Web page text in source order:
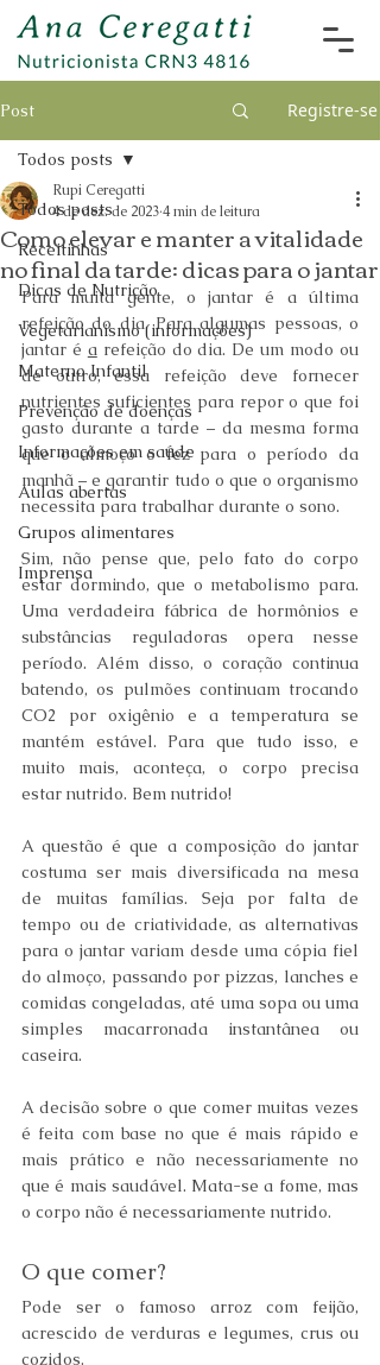
Post Registre-se
Todos posts
Receitinhas
Dicas de Nutrição
Vegetarianismo (informações)
Materno Infantil
Prevenção de doenças
Informações em saúde
Aulas abertas
Grupos alimentares
Imprensa
Todos posts
Como elevar e manter a vitalidade
no final da tarde: dicas para o jantar
Rupi Ceregatti
4 de dez. de 20234 min de leitura
Para muita gente, o jantar é a última
refeição do dia. Para algumas pessoas, o
jantar é a refeição do dia. De um modo ou
de outro, essa refeição deve fornecer
nutrientes suficientes para repor o que foi
gasto durante a tarde – da mesma forma
que o almoço o fez para o período da
manhã – e garantir tudo o que o organismo
necessita para trabalhar durante o sono.
Sim, não pense que, pelo fato do corpo
estar dormindo, que o metabolismo para.
Uma verdadeira fábrica de hormônios e
substâncias reguladoras opera nesse
período. Além disso, o coração continua
batendo, os pulmões continuam trocando
CO2 por oxigênio e a temperatura se
mantém estável. Para que tudo isso, e
muito mais, aconteça, o corpo precisa
estar nutrido. Bem nutrido!
A questão é que a composição do jantar
costuma ser mais diversificada na mesa
de muitas famílias. Seja por falta de
tempo ou de criatividade, as alternativas
para o jantar variam desde uma cópia fiel
do almoço, passando por pizzas, lanches e
comidas congeladas, até uma sopa ou uma
simples macarronada instantânea ou
caseira.
A decisão sobre o que comer muitas vezes
é feita com base no que é mais rápido e
mais prático e não necessariamente no
que é mais saudável. Mata-se a fome, mas
o corpo não é necessariamente nutrido.
O que comer?
Pode ser o famoso arroz com feijão,
acrescido de verduras e legumes, crus ou
cozidos.